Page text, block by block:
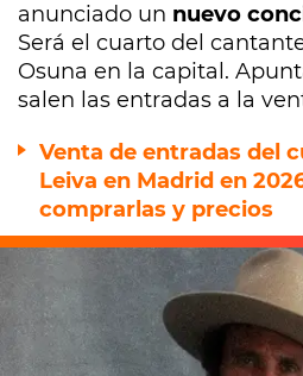
anunciado un nuevo
Será el cuarto del
Osuna en la capital.
salen las entradas a la
Venta de entradas del
Leiva en Madrid en
comprarlas y precios